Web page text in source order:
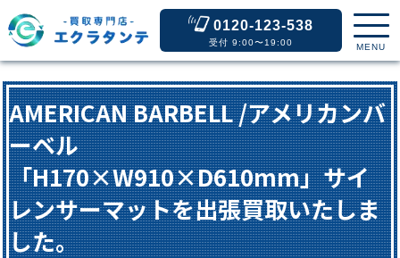
0120-123-538
受付 9:00〜19:00 MENU
AMERICAN BARBELL /アメリカンバ
ーベル
「H170×W910×D610mm」サイ
レンサーマットを出張買取いたしま
した。